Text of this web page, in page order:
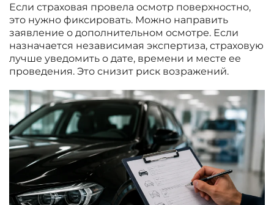
Если страховая провела осмотр поверхностно,
это нужно фиксировать. Можно направить
заявление о дополнительном осмотре. Если
назначается независимая экспертиза, страховую
лучше уведомить о дате, времени и месте ее
проведения. Это снизит риск возражений.